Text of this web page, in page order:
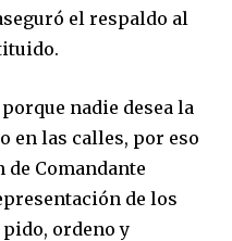
el respaldo al
nadie desea la
en las calles, por eso
Comandante
de los
ordeno y